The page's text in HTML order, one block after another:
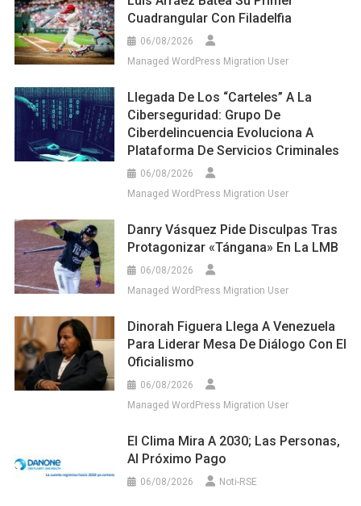
Cuadrangular Con Filadelfia
06/08/2026
Managed WordPress Migration User
Llegada De Los “carteles” A La
Ciberseguridad: Grupo De
Ciberdelincuencia Evoluciona A
Plataforma De Servicios Criminales
06/08/2026
Managed WordPress Migration User
Danry Vásquez Pide Disculpas Tras
Protagonizar «tángana» En La LMB
06/08/2026
Managed WordPress Migration User
Dinorah Figuera Llega A Venezuela
Para Liderar Mesa De Diálogo Con El
Oficialismo
06/08/2026
Managed WordPress Migration User
El Clima Mira A 2030; Las Personas,
Al Próximo Pago
06/08/2026 Noti-RSE